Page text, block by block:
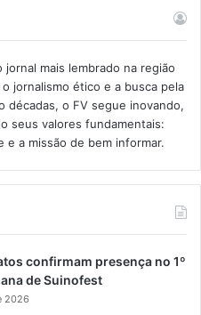
jornal mais lembrado na região
jornalismo ético e a busca pela
décadas, o FV segue inovando,
seus valores fundamentais:
e a missão de bem informar.​
confirmam presença no 1º
de Suinofest
2026